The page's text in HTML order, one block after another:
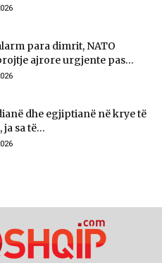
para dimrit, NATO
ajrore urgjente pas...
dhe egjiptianë në krye të
sa të...